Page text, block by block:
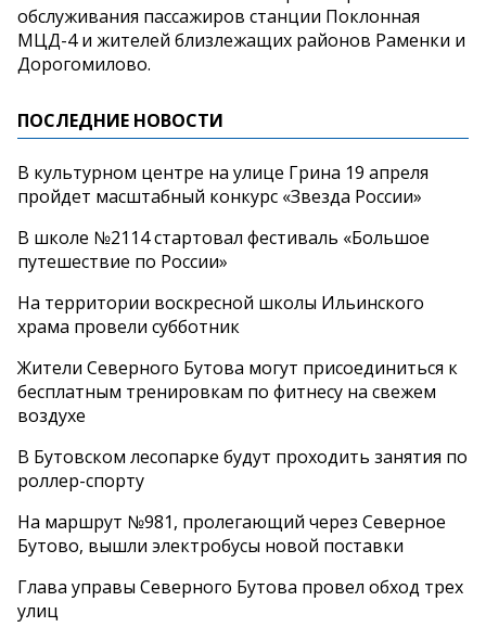
обслуживания пассажиров станции Поклонная
МЦД-4 и жителей близлежащих районов Раменки и
Дорогомилово.
ПОСЛЕДНИЕ НОВОСТИ
В культурном центре на улице Грина 19 апреля
пройдет масштабный конкурс «Звезда России»
В школе №2114 стартовал фестиваль «Большое
путешествие по России»
На территории воскресной школы Ильинского
храма провели субботник
Жители Северного Бутова могут присоединиться к
бесплатным тренировкам по фитнесу на свежем
воздухе
В Бутовском лесопарке будут проходить занятия по
роллер-спорту
На маршрут №981, пролегающий через Северное
Бутово, вышли электробусы новой поставки
Глава управы Северного Бутова провел обход трех
улиц